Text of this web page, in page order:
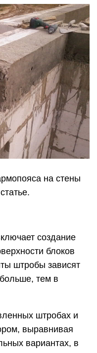
на стены
создание
блоков
штробы зависят
тем в
штробах и
выравнивая
вариантах, в